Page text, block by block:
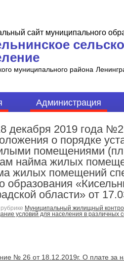
сайт муниципального
муниципального района
Администрация
2019 года
о порядке
помещениями
найма жилых
жилых помещений
образования
области» от
рубрике Муниципальный жилищный
условий для населения в различных
№ 26 от 18.12.2019г. О плате за